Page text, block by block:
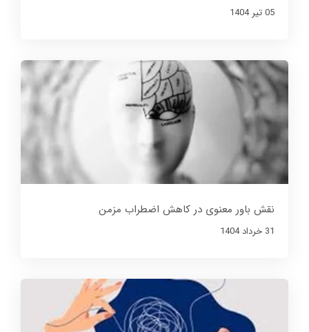
05 تير 1404
نقش باور معنوی در کاهش اضطراب مزمن
31 خرداد 1404